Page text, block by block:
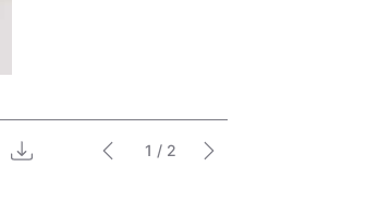
VollbildDownload 1 / 2